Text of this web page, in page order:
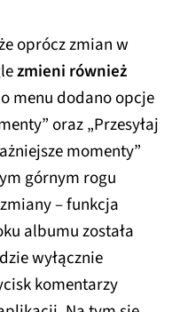
oprócz zmian w
zmieni również
menu dodano opcje
oraz „Przesyłaj
momenty”
górnym rogu
– funkcja
albumu została
wyłącznie
komentarzy
Na tym się